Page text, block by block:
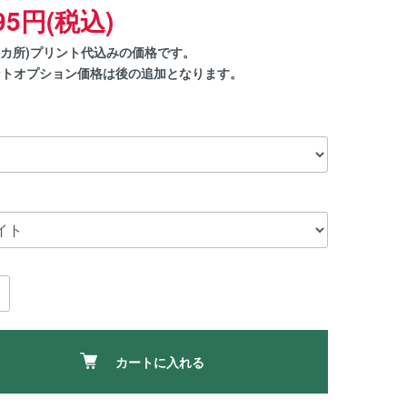
円(税込)
所)プリント代込みの価格です。
オプション価格は後の追加となります。
カートに入れる